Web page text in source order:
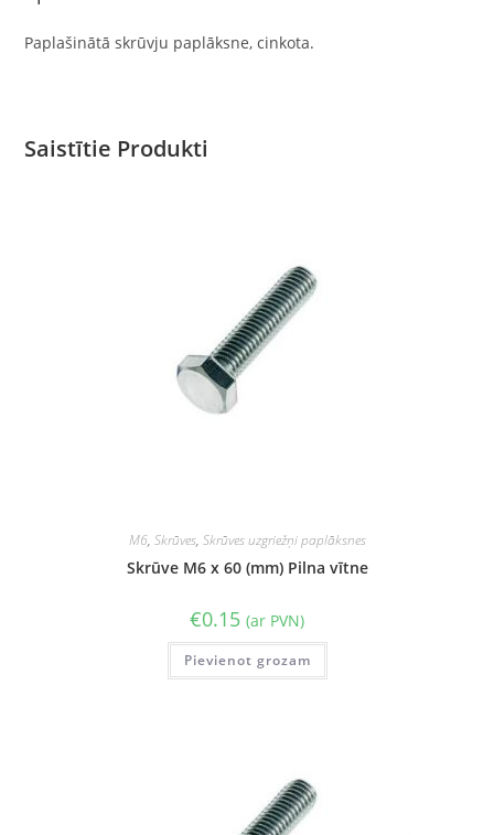
Paplašinātā skrūvju paplāksne, cinkota.
Saistītie Produkti
M6, Skrūves, Skrūves uzgriežņi paplāksnes
Skrūve M6 x 60 (mm) Pilna vītne
€0.15 (ar PVN)
Pievienot grozam